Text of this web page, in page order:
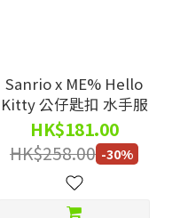
Sanrio x ME% Hello
Kitty 公仔匙扣 水手服
HK$181.00
HK$258.00 -30%